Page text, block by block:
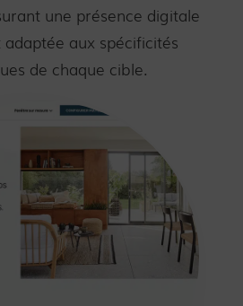
une présence digitale
aux spécificités
de chaque cible.